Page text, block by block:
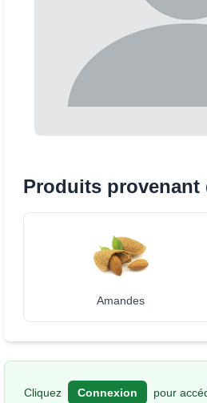
Produits provenant
Amandes
Cliquez Connexion pour